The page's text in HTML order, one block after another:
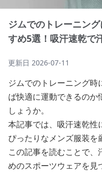
ジムでのトレーニン
すめ5選！吸汗速乾で
更新日 2026-07-11
ジムでのトレーニング
ば快適に運動できるの
しょうか。
本記事では、吸汗速乾性
ぴったりなメンズ服装を
この記事を読むことで
めのスポーツウェアを見